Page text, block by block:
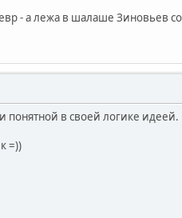
- а лежа в шалаше Зиновьев
понятной в своей логике идеей.
=))